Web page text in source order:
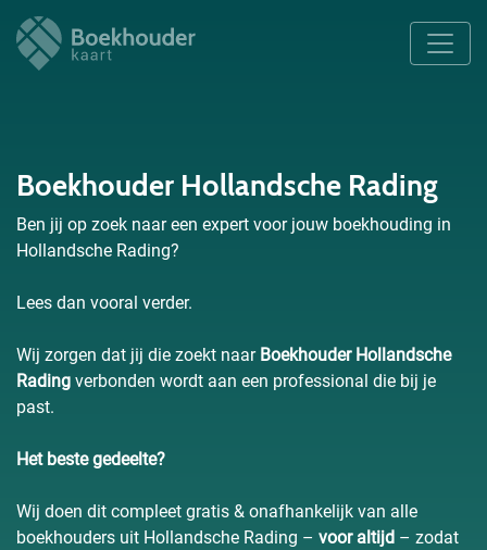
Boekhouder Hollandsche Rading
Ben jij op zoek naar een expert voor jouw boekhouding in
Hollandsche Rading?
Lees dan vooral verder.
Wij zorgen dat jij die zoekt naar Boekhouder Hollandsche
Rading verbonden wordt aan een professional die bij je
past.
Het beste gedeelte?
Wij doen dit compleet gratis & onafhankelijk van alle
boekhouders uit Hollandsche Rading – voor altijd – zodat